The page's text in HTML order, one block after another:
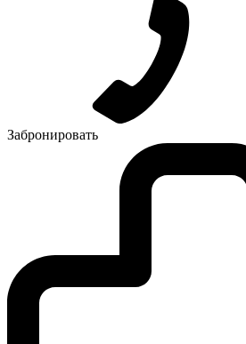
Забронировать